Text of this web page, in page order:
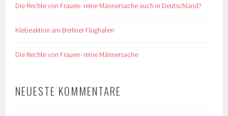
Die Rechte von Frauen- reine Männersache auch in Deutschland?
Klebeaktion am Berliner Flughafen
Die Rechte von Frauen- reine Männersache
NEUESTE KOMMENTARE